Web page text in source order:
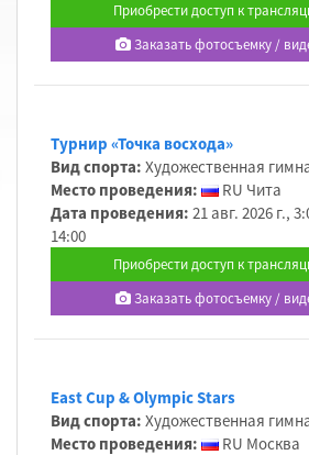
Приобрести доступ к
Заказать фотосъемку /
Турнир «Точка восхода»
Вид спорта: Художественная
Место проведения:
RU Чита
Дата проведения: 21 авг. 2026 г.,
14:00
Приобрести доступ к
Заказать фотосъемку /
East Cup & Olympic Stars
Вид спорта: Художественная
Место проведения:
RU Москва